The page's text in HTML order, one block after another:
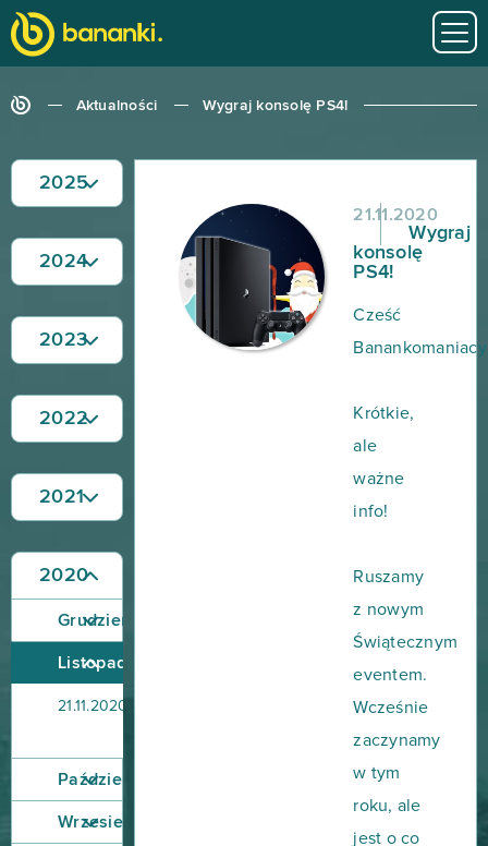
Aktualności Wygraj konsolę PS4!
21.11.2020
Wygraj
konsolę
PS4!
Cześć
Krótkie,
ale
ważne
info!
Ruszamy
z nowym
Świątecznym
eventem.
Wcześnie
zaczynamy
w tym
roku, ale
jest o co
2025
2024
2023
2022
2021
2020
Grudzień
Listopad
21.11.2020
Październik
Wrzesień